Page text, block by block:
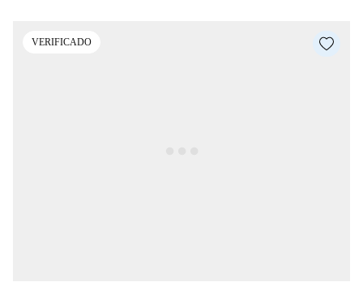
VERIFICADO